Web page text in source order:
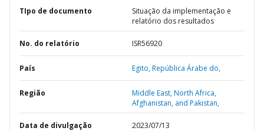
TIpo de documento
Situação da implementação e
relatório dos resultados
No. do relatório ISR56920
País Egito,República Árabe do,
Região
Middle East, North Africa,
Afghanistan, and Pakistan,
Data de divulgação 2023/07/13